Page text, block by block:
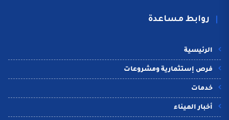
روابط مساعدة
الرئيسية
فرص إستثمارية ومشروعات
خدمات
أخبار الميناء